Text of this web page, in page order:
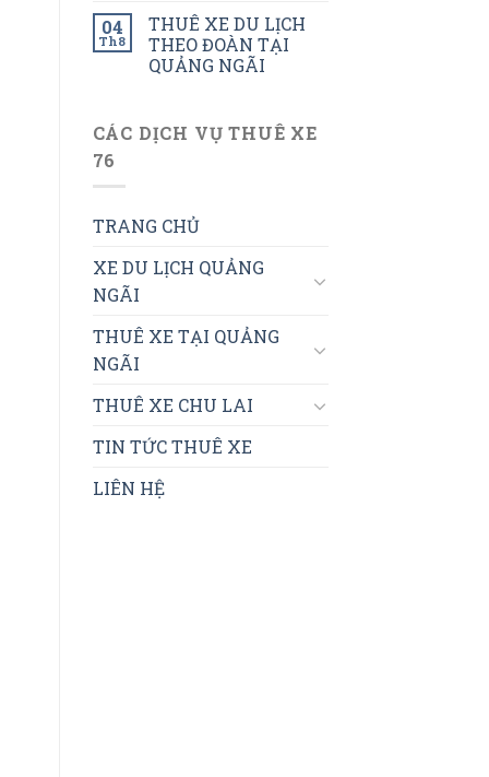
04
Th8
THUÊ XE DU LỊCH
THEO ĐOÀN TẠI
QUẢNG NGÃI
CÁC DỊCH VỤ THUÊ XE
76
TRANG CHỦ
XE DU LỊCH QUẢNG
NGÃI
THUÊ XE TẠI QUẢNG
NGÃI
THUÊ XE CHU LAI
TIN TỨC THUÊ XE
LIÊN HỆ